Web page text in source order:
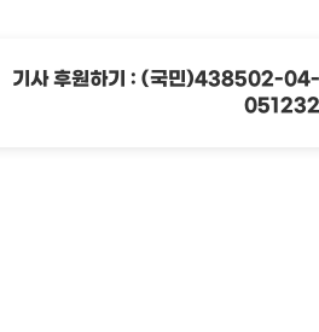
기사 후원하기 : (국민)438502-04-
051232